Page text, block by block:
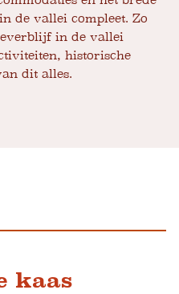
de vallei compleet. Zo
in de vallei
historische
dit alles.
kaas